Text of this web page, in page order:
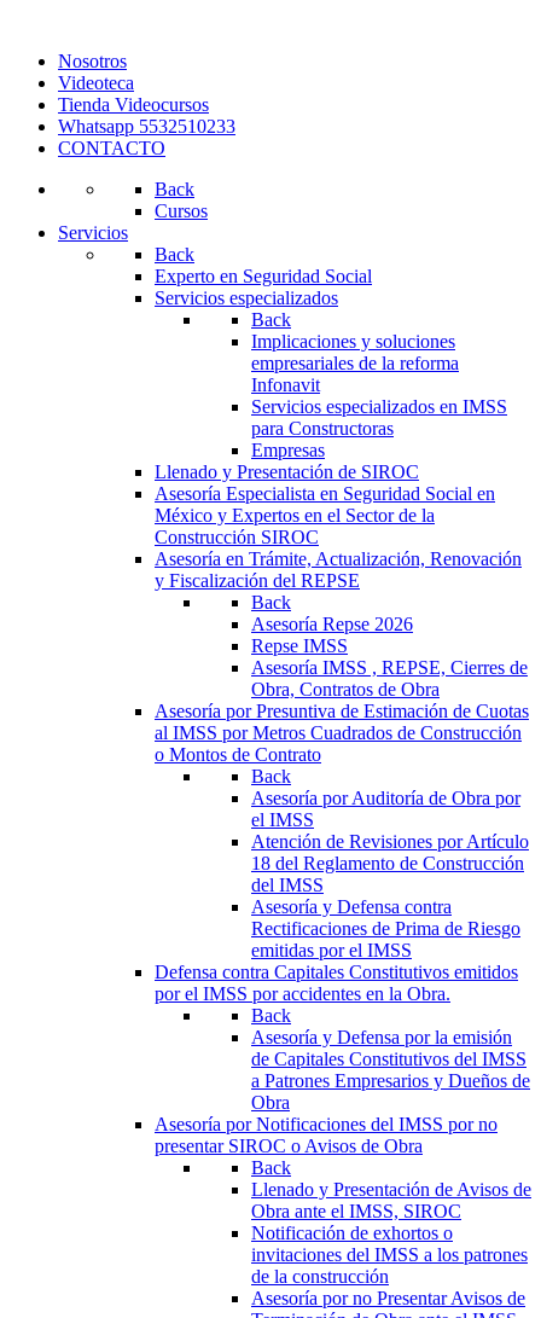
Nosotros
Videoteca
Tienda Videocursos
Whatsapp 5532510233
CONTACTO
Back
Cursos
Servicios
Back
Experto en Seguridad Social
Servicios especializados
Back
Implicaciones y soluciones
empresariales de la reforma
Infonavit
Servicios especializados en IMSS
para Constructoras
Empresas
Llenado y Presentación de SIROC
Asesoría Especialista en Seguridad Social en
México y Expertos en el Sector de la
Construcción SIROC
Asesoría en Trámite, Actualización, Renovación
y Fiscalización del REPSE
Back
Asesoría Repse 2026
Repse IMSS
Asesoría IMSS , REPSE, Cierres de
Obra, Contratos de Obra
Asesoría por Presuntiva de Estimación de Cuotas
al IMSS por Metros Cuadrados de Construcción
o Montos de Contrato
Back
Asesoría por Auditoría de Obra por
el IMSS
Atención de Revisiones por Artículo
18 del Reglamento de Construcción
del IMSS
Asesoría y Defensa contra
Rectificaciones de Prima de Riesgo
emitidas por el IMSS
Defensa contra Capitales Constitutivos emitidos
por el IMSS por accidentes en la Obra.
Back
Asesoría y Defensa por la emisión
de Capitales Constitutivos del IMSS
a Patrones Empresarios y Dueños de
Obra
Asesoría por Notificaciones del IMSS por no
presentar SIROC o Avisos de Obra
Back
Llenado y Presentación de Avisos de
Obra ante el IMSS, SIROC
Notificación de exhortos o
invitaciones del IMSS a los patrones
de la construcción
Asesoría por no Presentar Avisos de